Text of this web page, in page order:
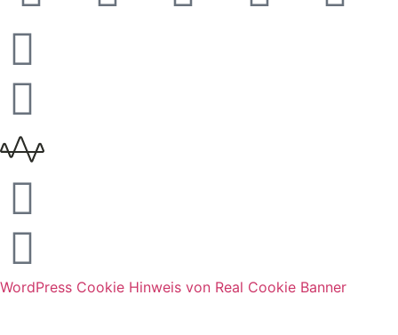
WordPress Cookie Hinweis von Real Cookie Banner